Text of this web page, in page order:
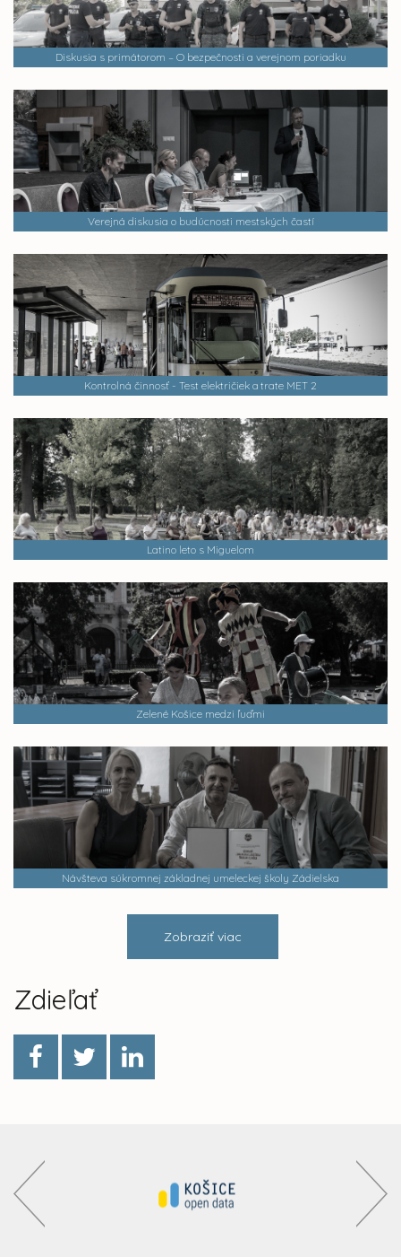
Diskusia s primátorom – O bezpečnosti a verejnom poriadku
Verejná diskusia o budúcnosti mestských častí
Kontrolná činnosť - Test električiek a trate MET 2
Latino leto s Miguelom
Zelené Košice medzi ľuďmi
Návšteva súkromnej základnej umeleckej školy Zádielska
Zobraziť viac
Zdieľať